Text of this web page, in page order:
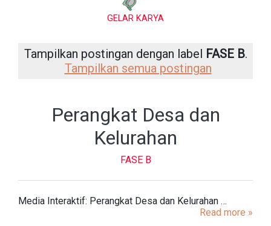
GELAR KARYA
Tampilkan postingan dengan label FASE B.
Tampilkan semua postingan
Perangkat Desa dan
Kelurahan
FASE B
Media Interaktif: Perangkat Desa dan Kelurahan …
Read more »